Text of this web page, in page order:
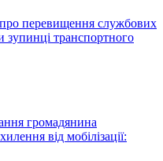
перевищення службових
транспортного
громадянина
від мобілізації: